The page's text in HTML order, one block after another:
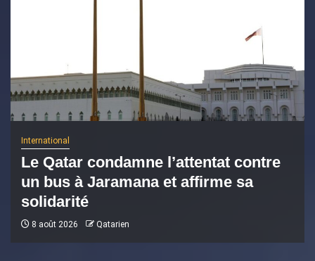
International
Le Qatar condamne l’attentat contre
un bus à Jaramana et affirme sa
solidarité
8 août 2026 Qatarien